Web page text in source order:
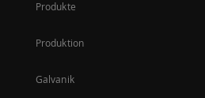
Produkte
Produktion
Galvanik